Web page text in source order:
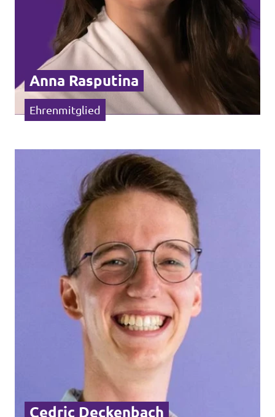
Anna Rasputina
Ehrenmitglied
Cedric Deckenbach